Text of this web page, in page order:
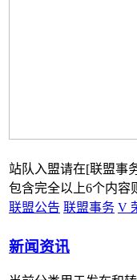
站队入盟请在[联盟事
包含完全以上6个内容
联盟公告 联盟事务 V
新闻资讯